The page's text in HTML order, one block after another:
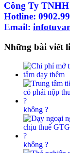
Công Ty
Hotline:
Email:
Những bài viết
không ?
không ?